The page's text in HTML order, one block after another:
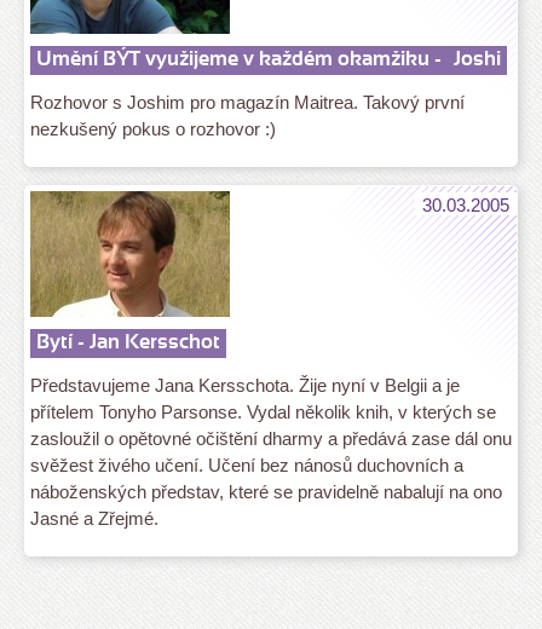
Umění BÝT využijeme v každém okamžiku - Joshi
Rozhovor s Joshim pro magazín Maitrea. Takový první
nezkušený pokus o rozhovor :)
30.03.2005
Bytí - Jan Kersschot
Představujeme Jana Kersschota. Žije nyní v Belgii a je
přítelem Tonyho Parsonse. Vydal několik knih, v kterých se
zasloužil o opětovné očištění dharmy a předává zase dál onu
svěžest živého učení. Učení bez nánosů duchovních a
náboženských představ, které se pravidelně nabalují na ono
Jasné a Zřejmé.